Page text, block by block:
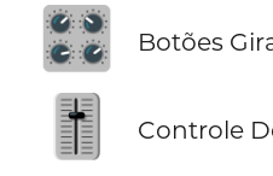
🎛️ Botões
🎚️ Controle